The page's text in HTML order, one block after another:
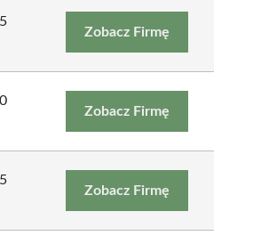
Zobacz Firmę
Zobacz Firmę
Zobacz Firmę